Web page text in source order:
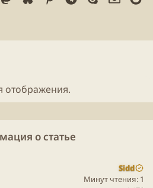
что опыт
мантру, кстати:
нам потребуется ваше
можно найти на нашей
отображения.
о статье
Sidd
Минут чтения: 1